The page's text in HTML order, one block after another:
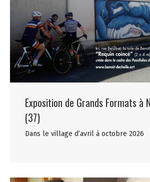
Exposition de Grands Formats à
(37)
Dans le village d’avril à octobre 2026